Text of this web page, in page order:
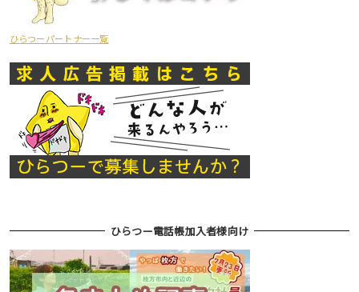
ひらつーパートナー一覧
ひらつー電話帳加入者様向け